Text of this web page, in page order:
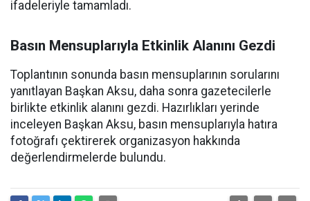
ifadeleriyle tamamladı.
Basın Mensuplarıyla Etkinlik Alanını Gezdi
Toplantının sonunda basın mensuplarının sorularını
yanıtlayan Başkan Aksu, daha sonra gazetecilerle
birlikte etkinlik alanını gezdi. Hazırlıkları yerinde
inceleyen Başkan Aksu, basın mensuplarıyla hatıra
fotoğrafı çektirerek organizasyon hakkında
değerlendirmelerde bulundu.